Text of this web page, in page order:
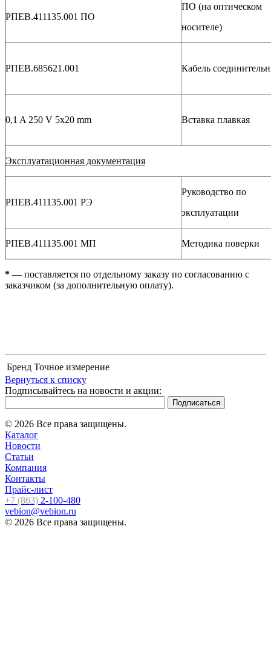
РПЕВ.411135.001 ПО
ПО (на оптическом
носителе)
РПЕВ.685621.001 Кабель
0,1 A 250 V 5х20 mm Вставка плавкая
Эксплуатационная документация
РПЕВ.411135.001 РЭ
Руководство по
эксплуатации
РПЕВ.411135.001 МП Методика поверки
* — поставляется по отдельному заказу по согласованию с
заказчиком (за дополнительную оплату).
Бренд Точное измерение
Вернуться к списку
Подписывайтесь на новости и акции:
© 2026 Все права защищены.
Каталог
Новости
Статьи
Компания
Контакты
Прайс-лист
+7 (863) 2-100-480
vebion@vebion.ru
© 2026 Все права защищены.